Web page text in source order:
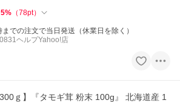
5% （78pt）
までの注文で当日発送（休業日を除く）
0831ヘルプYahoo!店
300ｇ】『タモギ茸 粉末 100g』 北海道産 1